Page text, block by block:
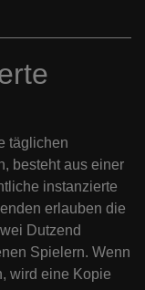
täglichen
besteht aus einer
instanzierte
erlauben die
Dutzend
Spielern. Wenn
wird eine Kopie